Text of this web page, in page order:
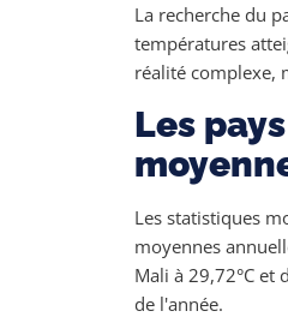
La recherche du
températures
réalité complexe,
Les
Les statistiques
moyennes
Mali à 29,72°C et
de l'année.